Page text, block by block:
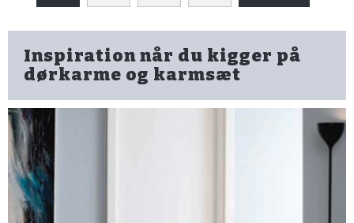
Inspiration når du kigger på
dørkarme og karmsæt